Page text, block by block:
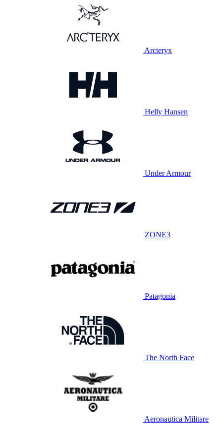
Arcteryx
Helly Hansen
Under Armour
ZONE3
Patagonia
The North Face
Aeronautica Militare